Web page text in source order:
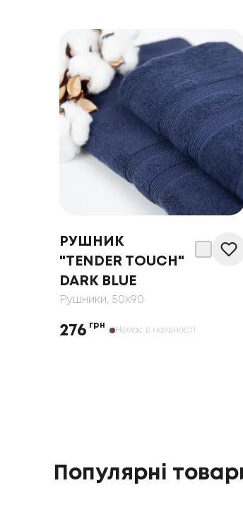
РУШНИК
"TENDER TOUCH"
DARK BLUE
Рушники, 50x90
276 грн
Немає в наявності
Популярні